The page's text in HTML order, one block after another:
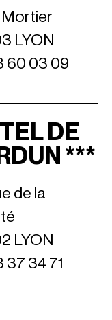
Mortier
LYON
60 03 09
DE
***
de la
LYON
37 34 71